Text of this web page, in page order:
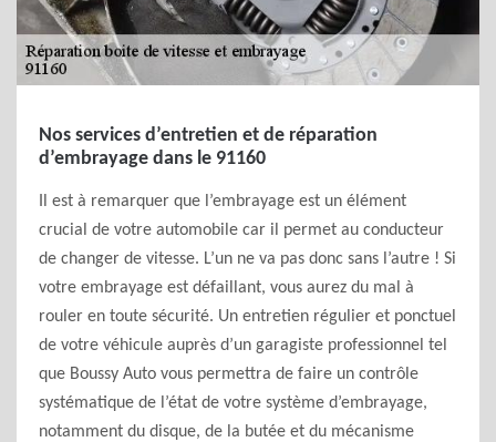
Nos services d’entretien et de réparation
d’embrayage dans le 91160
Il est à remarquer que l’embrayage est un élément
crucial de votre automobile car il permet au conducteur
de changer de vitesse. L’un ne va pas donc sans l’autre ! Si
votre embrayage est défaillant, vous aurez du mal à
rouler en toute sécurité. Un entretien régulier et ponctuel
de votre véhicule auprès d’un garagiste professionnel tel
que Boussy Auto vous permettra de faire un contrôle
systématique de l’état de votre système d’embrayage,
notamment du disque, de la butée et du mécanisme